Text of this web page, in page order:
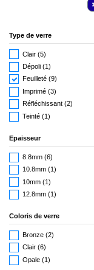
Type de verre
Clair (5)
Dépoli (1)
Feuilleté (9)
Imprimé (3)
Réfléchissant (2)
Teinté (1)
Epaisseur
8.8mm (6)
10.8mm (1)
10mm (1)
12.8mm (1)
Coloris de verre
Bronze (2)
Clair (6)
Opale (1)